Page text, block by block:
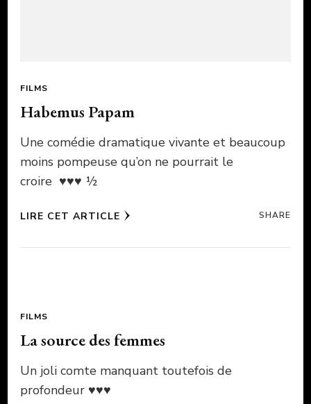
FILMS
Habemus Papam
Une comédie dramatique vivante et beaucoup
moins pompeuse qu’on ne pourrait le
croire ♥♥♥ ½
LIRE CET ARTICLE SHARE
FILMS
La source des femmes
Un joli comte manquant toutefois de
profondeur ♥♥♥